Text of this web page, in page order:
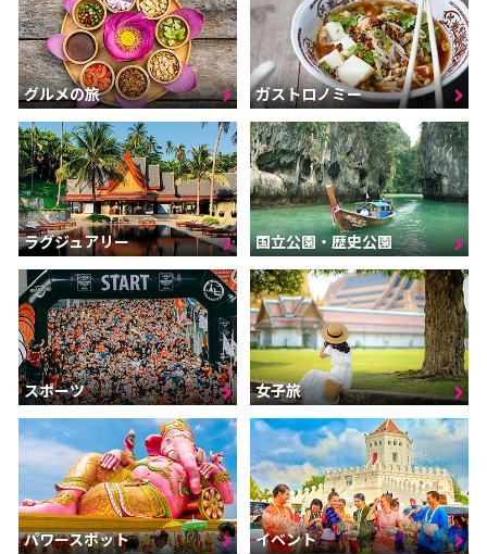
グルメの旅 ガストロノミー
ラグジュアリー 国立公園・歴史公園
スポーツ 女子旅
パワースポット イベント